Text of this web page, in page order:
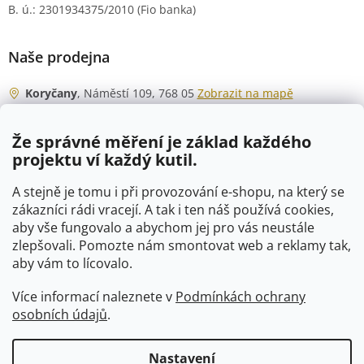
Že správné měření je základ každého
projektu ví každý kutil.
A stejně je tomu i při provozování e-shopu, na který se
zákazníci rádi vracejí. A tak i ten náš používá cookies,
aby vše fungovalo a abychom jej pro vás neustále
zlepšovali. Pomozte nám smontovat web a reklamy tak,
aby vám to lícovalo.
Více informací naleznete v Podmínkách ochrany
osobních údajů.
Nastavení
B. ú.: 2301934375/2010 (Fio banka)
Naše prodejna
Koryčany, Náměstí 109, 768 05 Zobrazit na mapě
Po - Čt
06:00 - 07:00
07:30 - 15:30
Pá
06:00 - 07:00
07:30 - 15:00
So
07:00 - 10:00
Ne
zavřeno